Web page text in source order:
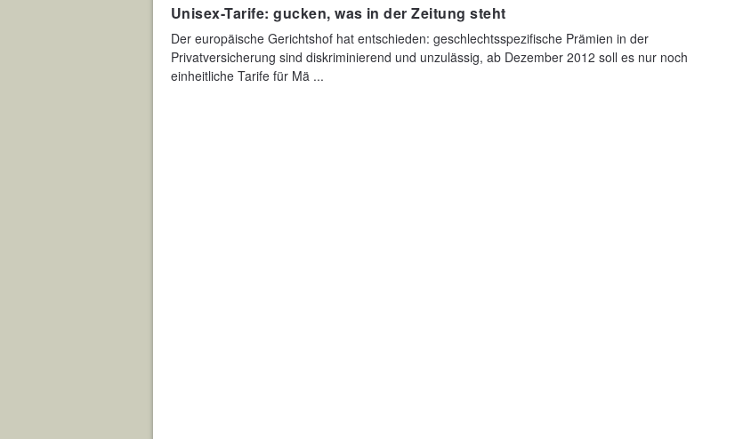
Unisex-Tarife: gucken, was in der Zeitung steht
Der europäische Gerichtshof hat entschieden: geschlechtsspezifische Prämien in der
Privatversicherung sind diskriminierend und unzulässig, ab Dezember 2012 soll es nur noch
einheitliche Tarife für Mä ...